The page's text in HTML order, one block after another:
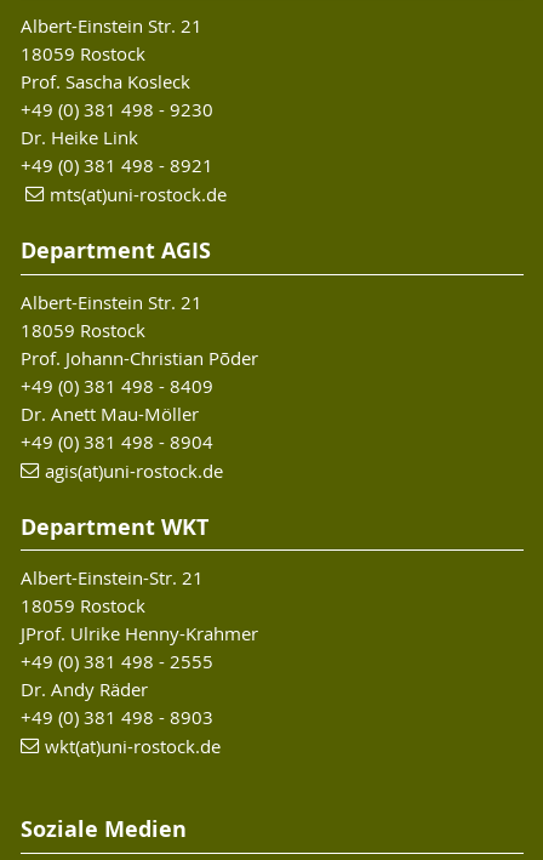
Albert-Einstein Str. 21
18059 Rostock
Prof. Sascha Kosleck
+49 (0) 381 498 - 9230
Dr. Heike Link
+49 (0) 381 498 - 8921
mts(at)uni-rostock.de
Department AGIS
Albert-Einstein Str. 21
18059 Rostock
Prof. Johann-Christian Põder
+49 (0) 381 498 - 8409
Dr. Anett Mau-Möller
+49 (0) 381 498 - 8904
agis(at)uni-rostock.de
Department WKT
Albert-Einstein-Str. 21
18059 Rostock
JProf. Ulrike Henny-Krahmer
+49 (0) 381 498 - 2555
Dr. Andy Räder
+49 (0) 381 498 - 8903
wkt(at)uni-rostock.de
Soziale Medien